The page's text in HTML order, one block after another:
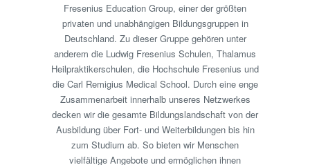
Fresenius Education Group, einer der größten
privaten und unabhängigen Bildungsgruppen in
Deutschland. Zu dieser Gruppe gehören unter
anderem die Ludwig Fresenius Schulen, Thalamus
Heilpraktikerschulen, die Hochschule Fresenius und
die Carl Remigius Medical School. Durch eine enge
Zusammenarbeit innerhalb unseres Netzwerkes
decken wir die gesamte Bildungslandschaft von der
Ausbildung über Fort- und Weiterbildungen bis hin
zum Studium ab. So bieten wir Menschen
vielfältige Angebote und ermöglichen ihnen